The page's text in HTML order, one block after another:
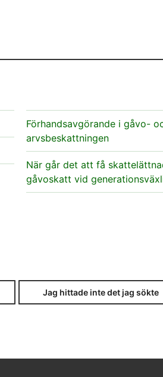
Förhandsavgörande i gåvo-
arvsbeskattningen
När går det att få
gåvoskatt vid
Jag hittade inte det jag sökte